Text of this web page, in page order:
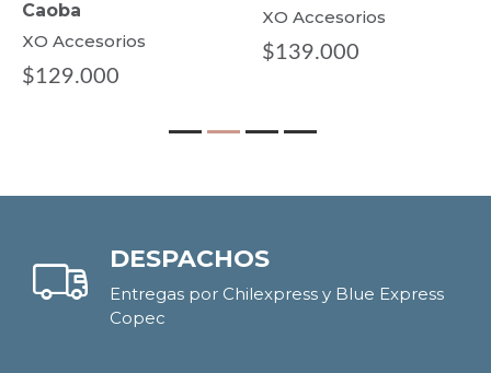
XO Accesorios
$139.000
XO Accesorios
$129.900
DESPACHOS
Entregas por Chilexpress y Blue Express
Copec